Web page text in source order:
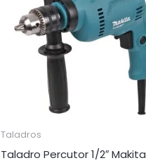
Taladros
Taladro Percutor 1/2″ Makita